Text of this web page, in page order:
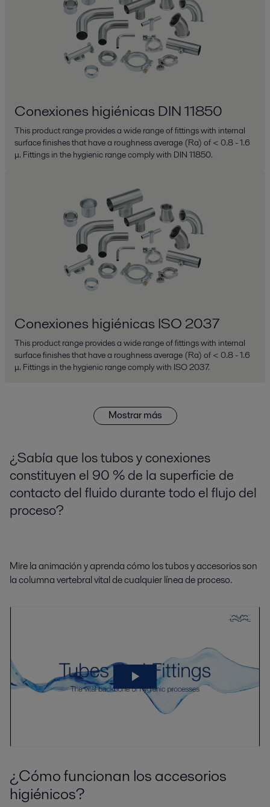
Conexiones higiénicas DIN 11850
This product range provides a wide range of fittings with internal
surface finishes that have a roughness average (Ra) of < 0.8 - 1.6
μ. Fittings in the hygienic range comply with DIN 11850.
Conexiones higiénicas ISO 2037
This product range provides a wide range of fittings with internal
surface finishes that have a roughness average (Ra) of < 0.8 - 1.6
μ. Fittings in the hygienic range comply with ISO 2037.
Mostrar más
¿Sabía que los tubos y conexiones
constituyen el 90 % de la superficie de
contacto del fluido durante todo el flujo del
proceso?
Mire la animación y aprenda cómo los tubos y accesorios son
la columna vertebral vital de cualquier línea de proceso.
¿Cómo funcionan los accesorios
higiénicos?